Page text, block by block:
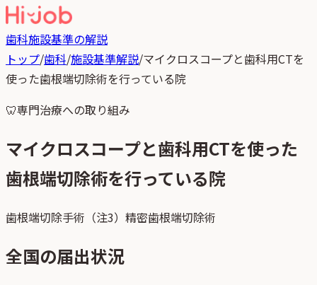
歯科施設基準の解説
トップ/歯科/施設基準解説/マイクロスコープと歯科用CTを
使った歯根端切除術を行っている院
🦷専門治療への取り組み
マイクロスコープと歯科用CTを使った
歯根端切除術を行っている院
歯根端切除手術（注3）精密歯根端切除術
全国の届出状況